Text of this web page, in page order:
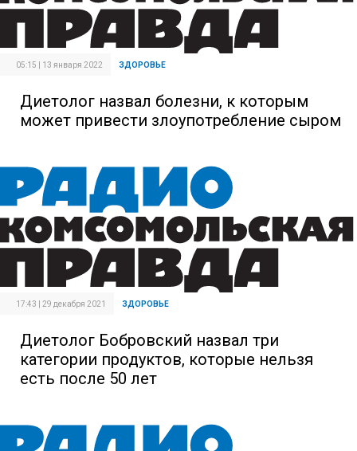
05:15 | 13 января 2022 ЗДОРОВЬЕ
Диетолог назвал болезни, к которым
может привести злоупотребление сыром
17:43 | 29 декабря 2021 ЗДОРОВЬЕ
Диетолог Бобровский назвал три
категории продуктов, которые нельзя
есть после 50 лет